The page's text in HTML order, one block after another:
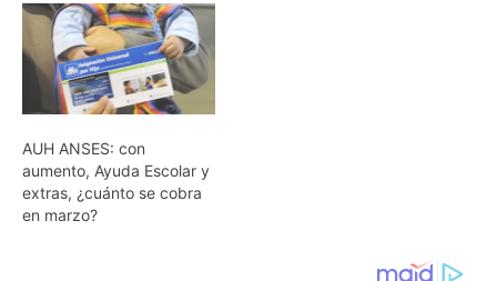
AUH ANSES: con
aumento, Ayuda Escolar y
extras, ¿cuánto se cobra
en marzo?